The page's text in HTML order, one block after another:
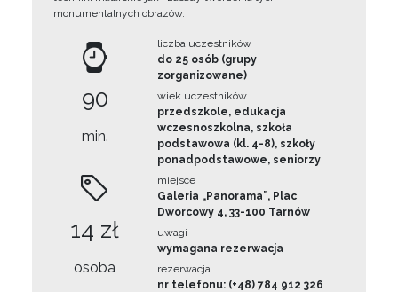
monumentalnych obrazów.
90
min.
14 zł
osoba
liczba uczestników
do 25 osób (grupy
zorganizowane)
wiek uczestników
przedszkole, edukacja
wczesnoszkolna, szkoła
podstawowa (kl. 4-8), szkoły
ponadpodstawowe, seniorzy
miejsce
Galeria „Panorama”, Plac
Dworcowy 4, 33-100 Tarnów
uwagi
wymagana rezerwacja
rezerwacja
nr telefonu: (+48) 784 912 326